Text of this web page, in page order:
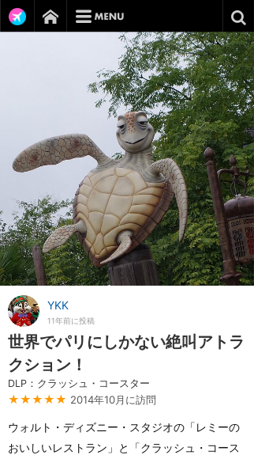
YKK
11年前に投稿
世界でパリにしかない絶叫アトラ
クション！
DLP：クラッシュ・コースター
★★★★★ 2014年10月に訪問
ウォルト・ディズニー・スタジオの「レミーの
おいしいレストラン」と「クラッシュ・コース